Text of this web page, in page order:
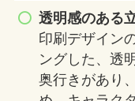
透明感のある
印刷デザイン
ングした、透
奥行きがあり